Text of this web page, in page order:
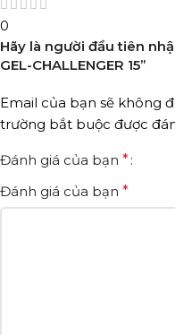
0
Hãy là người đầu tiên
GEL-CHALLENGER 15”
Email của bạn sẽ không
trường bắt buộc được
Đánh giá của bạn *
Đánh giá của bạn *